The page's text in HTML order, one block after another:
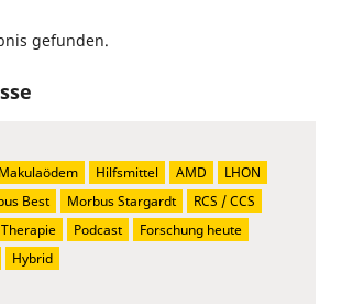
gefunden.
Makulaödem Hilfsmittel AMD
LHON
Best Morbus Stargardt
RCS / CCS
Therapie Podcast
Forschung heute
Hybrid